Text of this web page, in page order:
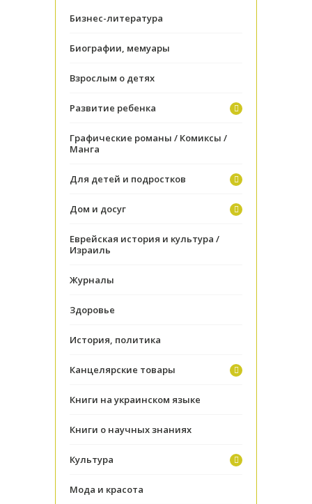
Бизнес-литература
Биографии, мемуары
Взрослым о детях
Развитие ребенка
Графические романы / Комиксы /
Манга
Для детей и подростков
Дом и досуг
Еврейская история и культура /
Израиль
Журналы
Здоровье
История, политика
Канцелярские товары
Книги на украинском языке
Книги о научных знаниях
Культура
Мода и красота